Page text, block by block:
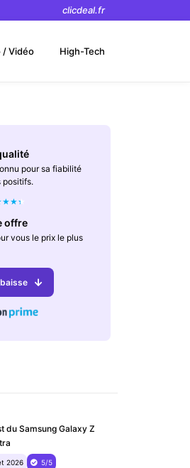
clicdeal.fr
/ Vidéo High-Tech
pour sa fiabilité
positifs.
★★★
offre
vous le prix le plus
du Samsung Galaxy Z
2026 5/5